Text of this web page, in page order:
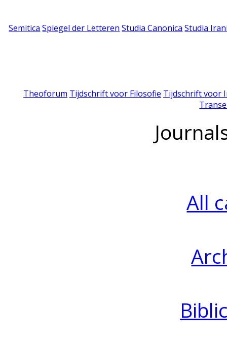
Semitica Spiegel der Letteren Studia Canonica Studia
Theoforum Tijdschrift voor Filosofie Tijdschrift voor
All